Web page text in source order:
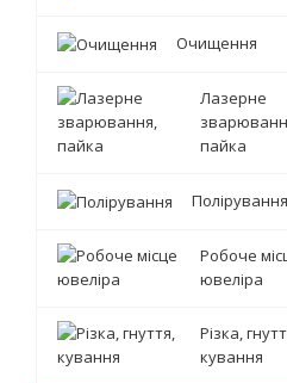
Очищення
Лазерне
пайка
Полірування
Робоче
ювеліра
Різка,
кування